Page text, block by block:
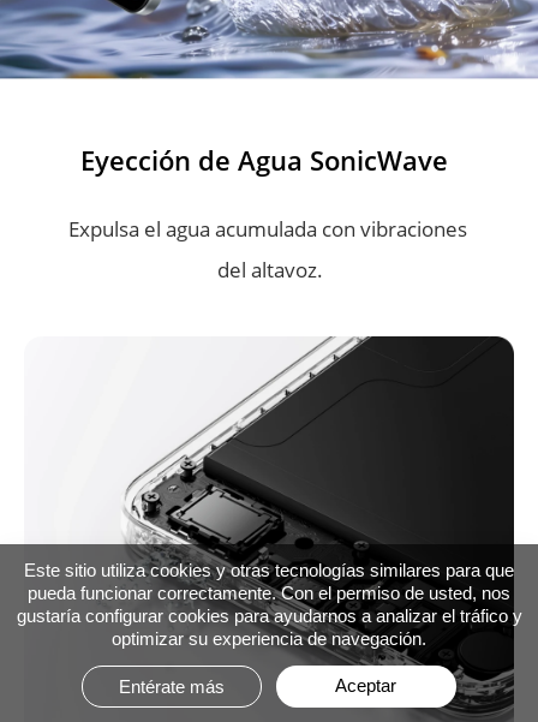
Smart Touch
Sensible y preciso con manos mojadas, manos
aceitosas, guantes o incluso bolsas
Expulsa el agua acumulada con vibraciones
del altavoz.
Eyección de Agua SonicWave
Este sitio utiliza cookies y otras tecnologías similares para que
pueda funcionar correctamente. Con el permiso de usted, nos
gustaría configurar cookies para ayudarnos a analizar el tráfico y
optimizar su experiencia de navegación.
Entérate más Aceptar